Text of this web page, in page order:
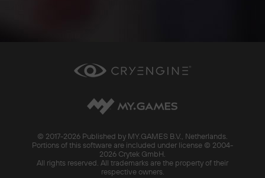
© 2017-2026 Published by MY.GAMES B.V., Netherlands.
Portions of this software are included under license © 2004-
2026 Crytek GmbH.
All rights reserved. All trademarks are the property of their
respective owners.